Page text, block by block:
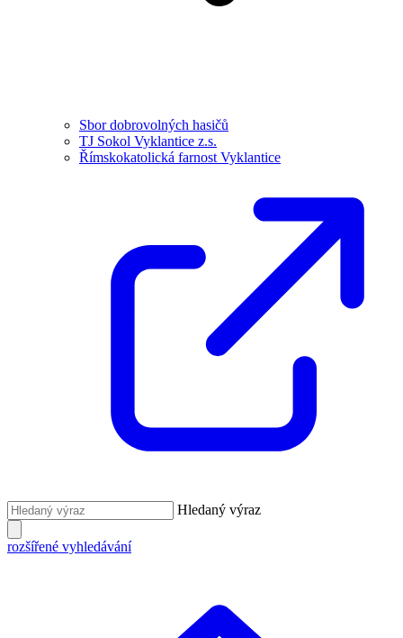
Sbor dobrovolných hasičů
TJ Sokol Vyklantice z.s.
Římskokatolická farnost Vyklantice
Hledaný výraz
rozšířené vyhledávání